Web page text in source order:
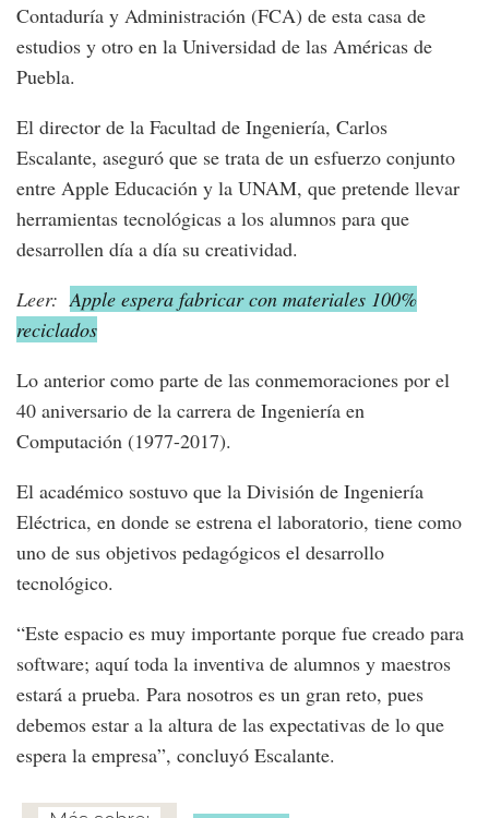
Contaduría y Administración (FCA) de esta casa de
estudios y otro en la Universidad de las Américas de
Puebla.
El director de la Facultad de Ingeniería, Carlos
Escalante, aseguró que se trata de un esfuerzo conjunto
entre Apple Educación y la UNAM, que pretende llevar
herramientas tecnológicas a los alumnos para que
desarrollen día a día su creatividad.
Leer: Apple espera fabricar con materiales 100%
reciclados
Lo anterior como parte de las conmemoraciones por el
40 aniversario de la carrera de Ingeniería en
Computación (1977-2017).
El académico sostuvo que la División de Ingeniería
Eléctrica, en donde se estrena el laboratorio, tiene como
uno de sus objetivos pedagógicos el desarrollo
tecnológico.
“Este espacio es muy importante porque fue creado para
software; aquí toda la inventiva de alumnos y maestros
estará a prueba. Para nosotros es un gran reto, pues
debemos estar a la altura de las expectativas de lo que
espera la empresa”, concluyó Escalante.